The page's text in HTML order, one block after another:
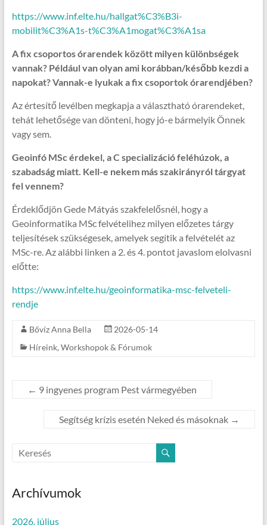
https://www.inf.elte.hu/hallgat%C3%B3i-
mobilit%C3%A1s-t%C3%A1mogat%C3%A1sa
A fix csoportos órarendek között milyen különbségek
vannak? Például van olyan ami korábban/később kezdi a
napokat? Vannak-e lyukak a fix csoportok órarendjében?
Az értesítő levélben megkapja a választható órarendeket,
tehát lehetősége van dönteni, hogy jó-e bármelyik Önnek
vagy sem.
Geoinfó MSc érdekel, a C specializáció feléhúzok, a
szabadság miatt. Kell-e nekem más szakirányról tárgyat
fel vennem?
Érdeklődjön Gede Mátyás szakfelelősnél, hogy a
Geoinformatika MSc felvételihez milyen előzetes tárgy
teljesítések szükségesek, amelyek segítik a felvételét az
MSc-re. Az alábbi linken a 2. és 4. pontot javaslom elolvasni
előtte:
https://www.inf.elte.hu/geoinformatika-msc-felveteli-
rendje
Bővíz Anna Bella
2026-05-14
Híreink, Workshopok & Fórumok
← 9 ingyenes program Pest vármegyében
Segítség krízis esetén Neked és másoknak →
Archívumok
2026. július